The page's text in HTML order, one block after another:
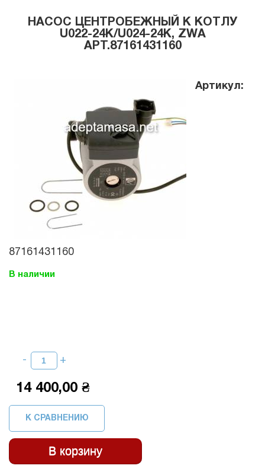
НАСОС ЦЕНТРОБЕЖНЫЙ К КОТЛУ
U022-24K/U024-24K, ZWA
АРТ.87161431160
Артикул:
87161431160
14 400,00 ₴
К СРАВНЕНИЮ
В наличии